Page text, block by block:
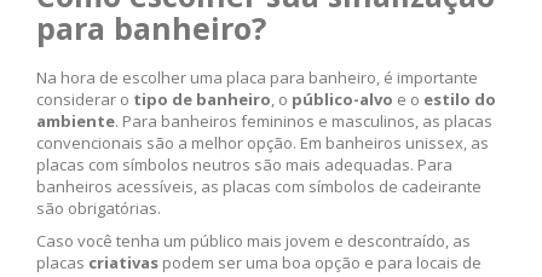
para banheiro?
Na hora de escolher uma placa para banheiro, é importante
considerar o tipo de banheiro, o público-alvo e o estilo do
ambiente. Para banheiros femininos e masculinos, as placas
convencionais são a melhor opção. Em banheiros unissex, as
placas com símbolos neutros são mais adequadas. Para
banheiros acessíveis, as placas com símbolos de cadeirante
são obrigatórias.
Caso você tenha um público mais jovem e descontraído, as
placas criativas podem ser uma boa opção e para locais de